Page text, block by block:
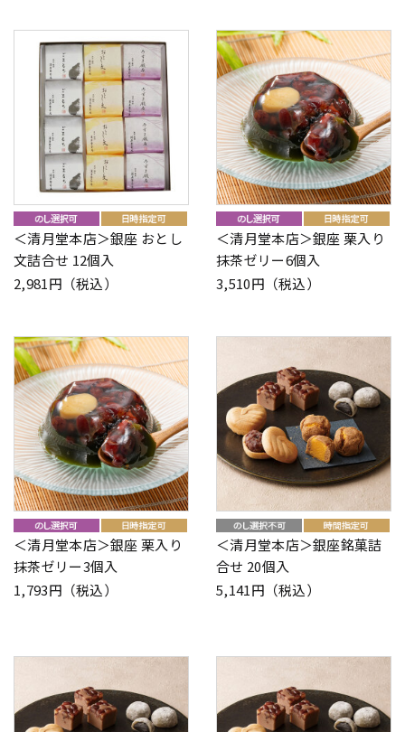
＜清月堂本店＞銀座 おとし
文詰合せ 12個入
2,981円（税込）
＜清月堂本店＞銀座 栗入り
抹茶ゼリー6個入
3,510円（税込）
＜清月堂本店＞銀座 栗入り
抹茶ゼリー3個入
1,793円（税込）
＜清月堂本店＞銀座銘菓詰
合せ 20個入
5,141円（税込）